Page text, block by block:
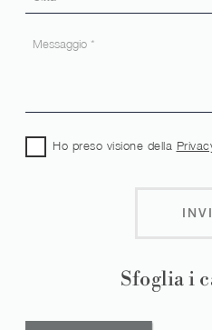
Sfoglia i
Ho preso visione della